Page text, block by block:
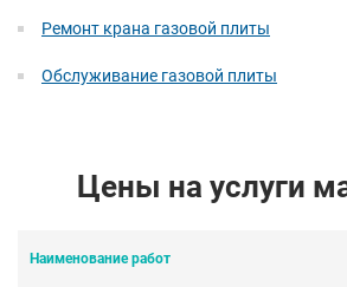
Ремонт крана газовой плиты
Обслуживание газовой плиты
Цены на услуги
Наименование работ